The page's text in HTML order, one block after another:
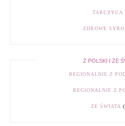
TARCZYCA
ZDROWE
Z POLSKI I ZE
REGIONALNIE Z
REGIONALNIE Z
ZE ŚWIATA